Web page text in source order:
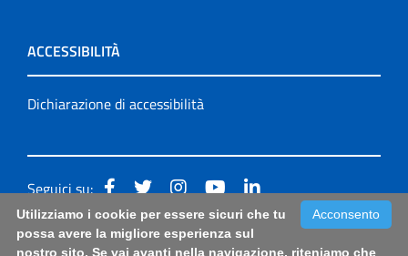
ACCESSIBILITÀ
Dichiarazione di accessibilità
Seguici su:
Accessibilità: form di segnalazione di prima istanza per
Acconsento
Utilizziamo i cookie per essere sicuri che tu
possa avere la migliore esperienza sul
nostro sito. Se vai avanti nella navigazione, riteniamo che